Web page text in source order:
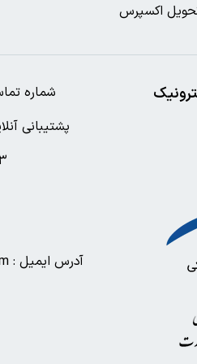
اکسپرس
شماره تماس :
پشتیبانی
آدرس ایمیل : Digibookshahr@gmail.com